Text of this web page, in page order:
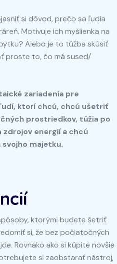
si dôvod, prečo sa ľudia
Motivuje ich myšlienka na
Alebo je to túžba skúsiť
proste to, čo má sused/
zariadenia pre
ktorí chcú, chcú ušetriť
prostriedkov, túžia po
energií a chcú
majetku.
ktorými budete šetriť
si, že bez počiatočných
Rovnako ako si kúpite novšie
si zaobstarať nástroj,